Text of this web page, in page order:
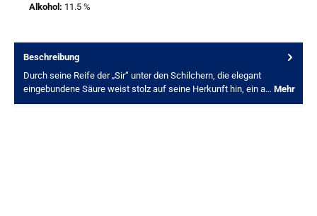
Alkohol: 11.5 %
Beschreibung
Durch seine Reife der „Sir“ unter den Schilchern, die elegant
eingebundene Säure weist stolz auf seine Herkunft hin, ein a… Mehr